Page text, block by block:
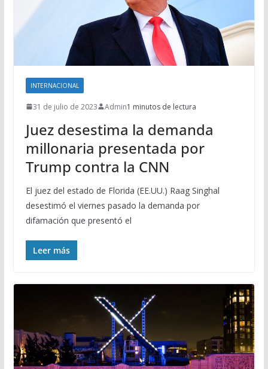
INTERNACIONAL
31 de julio de 2023 Admin1 minutos de lectura
Juez desestima la demanda
millonaria presentada por
Trump contra la CNN
El juez del estado de Florida (EE.UU.) Raag Singhal
desestimó el viernes pasado la demanda por
difamación que presentó el
Leer más